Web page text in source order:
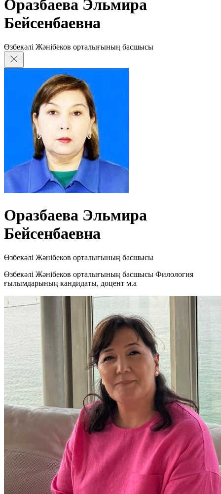
Оразбаева Эльмира
Бейсенбаевна
Өзбекәлі Жәнібеков орталығының басшысы
Оразбаева Эльмира
Бейсенбаевна
Өзбекәлі Жәнібеков орталығының басшысы
Өзбекәлі Жәнібеков орталығының басшысы Филология
ғылымдарының кандидаты, доцент м.а